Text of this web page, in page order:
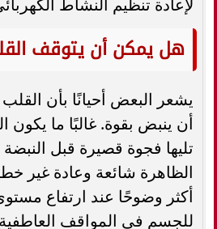
هل يمكن أن يتوقف
يشعر البعض أحيانًا بأن
أن ينبض بقوة. غالبًا ما
تليها فجوة قصيرة قبل النبضة
الظاهرة شائعة وعادة غير
أكثر وضوحًا عند ارتفاع مستوى
للجسم في المواقف